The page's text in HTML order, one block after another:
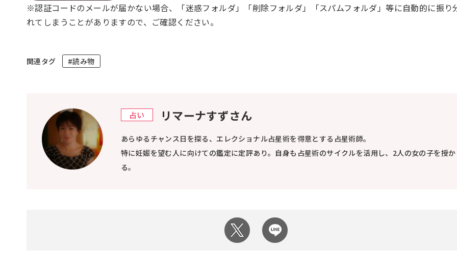
※認証コードのメールが届かない場合、「迷惑フォルダ」「削除フォルダ」「スパムフォルダ」等に自動的に振り
れてしまうことがありますので、ご確認ください。
関連タグ #読み物
占い リマーナすずさん
あらゆるチャンス日を探る、エレクショナル占星術を得意とする占星術師。
特に妊娠を望む人に向けての鑑定に定評あり。自身も占星術のサイクルを活用し、2人の女の子を授か
る。